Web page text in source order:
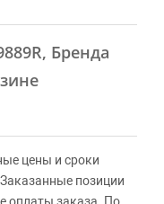
Бренда
цены и сроки
позиции